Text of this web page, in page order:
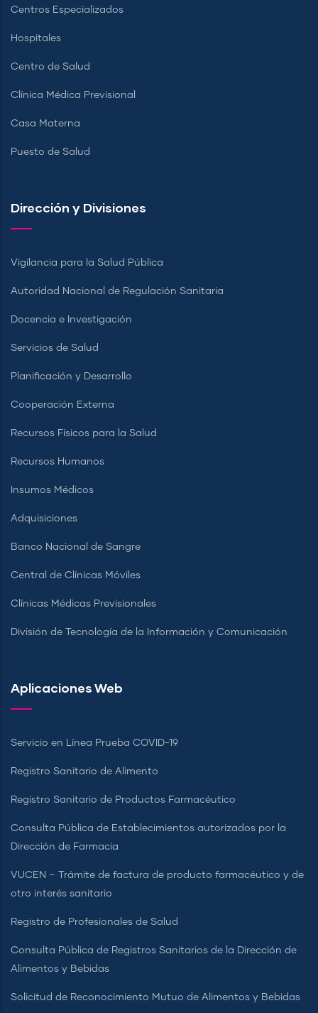
Centros Especializados
Hospitales
Centro de Salud
Clínica Médica Previsional
Casa Materna
Puesto de Salud
Dirección y Divisiones
Vigilancia para la Salud Pública
Autoridad Nacional de Regulación Sanitaria
Docencia e Investigación
Servicios de Salud
Planificación y Desarrollo
Cooperación Externa
Recursos Físicos para la Salud
Recursos Humanos
Insumos Médicos
Adquisiciones
Banco Nacional de Sangre
Central de Clínicas Móviles
Clínicas Médicas Previsionales
División de Tecnología de la Información y Comunicación
Aplicaciones Web
Servicio en Línea Prueba COVID-19
Registro Sanitario de Alimento
Registro Sanitario de Productos Farmacéutico
Consulta Pública de Establecimientos autorizados por la
Dirección de Farmacia
VUCEN – Trámite de factura de producto farmacéutico y de
otro interés sanitario
Registro de Profesionales de Salud
Consulta Pública de Registros Sanitarios de la Dirección de
Alimentos y Bebidas
Solicitud de Reconocimiento Mutuo de Alimentos y Bebidas